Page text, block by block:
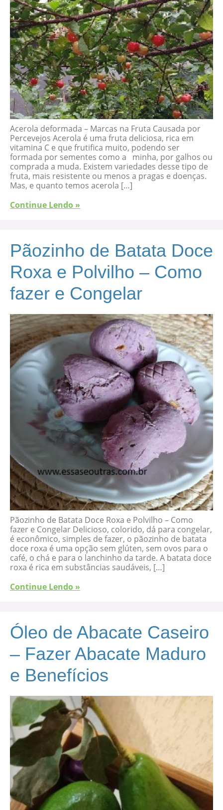
Acerola deformada – Marcas na Fruta Causada por
Percevejos Acerola é uma fruta deliciosa, rica em
vitamina C e que frutifica muito, podendo ser
formada por sementes como a minha, por galhos ou
comprada a muda. Existem variedades desse tipo de
fruta, mais resistente ou menos a pragas e doenças.
Mas, e quanto temos acerola […]
Continue Lendo »
Pãozinho de Batata Doce
Roxa e Polvilho – Como
fazer e Congelar
Pãozinho de Batata Doce Roxa e Polvilho – Como
fazer e Congelar Delicioso, colorido, dá para congelar,
é econômico, simples de fazer, o pãozinho de batata
doce roxa é uma opção sem glúten, sem ovos para o
café, o chá e para o lanchinho da tarde. A batata doce
roxa é rica em substâncias saudáveis, […]
Continue Lendo »
Óleo de Abacate Caseiro
– Fazer Abacate Maduro
e Benefícios